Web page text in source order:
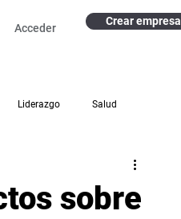
Acceder
Crear empresa
Liderazgo Salud
sobre